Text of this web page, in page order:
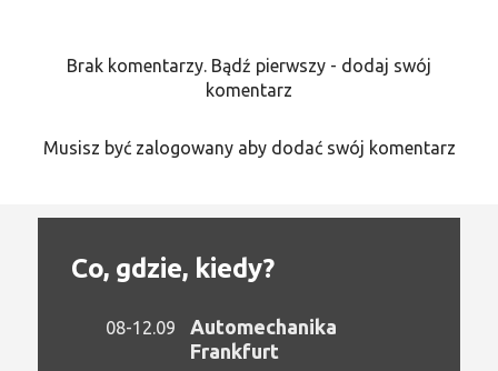
Brak komentarzy. Bądź pierwszy - dodaj swój
komentarz
Musisz być zalogowany aby dodać swój komentarz
Co, gdzie, kiedy?
08-12.09
Automechanika
Frankfurt